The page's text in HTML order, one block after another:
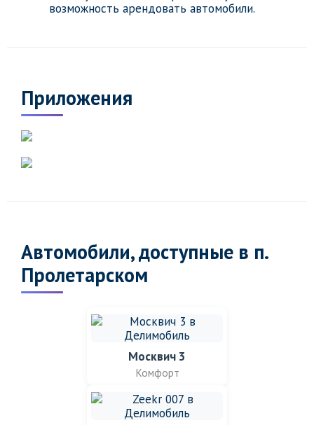
возможность арендовать автомобили.
Приложения
Автомобили, доступные в п.
Пролетарском
Москвич 3
Комфорт